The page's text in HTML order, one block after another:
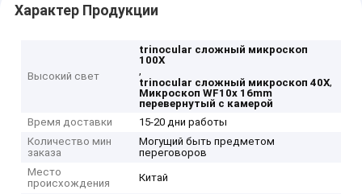
Характер Продукции
Высокий свет
trinocular сложный микроскоп
100X
,
trinocular сложный микроскоп 40X,
Микроскоп WF10x 16mm
перевернутый с камерой
Время доставки
15-20 дни работы
Количество мин
заказа
Могущий быть предметом
переговоров
Место
происхождения
Китай